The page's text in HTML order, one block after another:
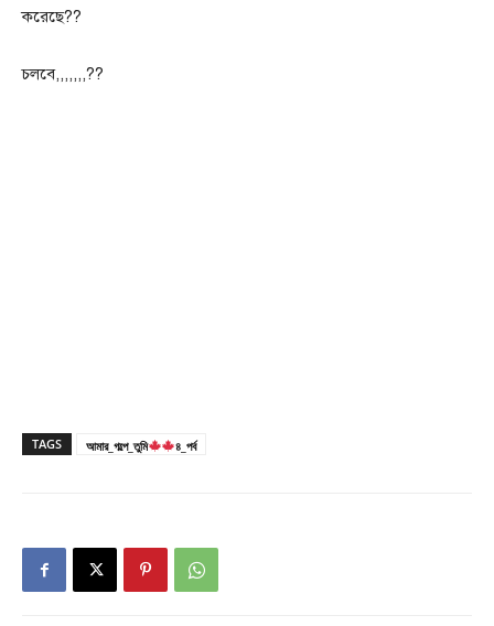
করেছে??
চলবে,,,,,,,??
TAGS আমার_গল্পে_তুমি ৪_পর্ব